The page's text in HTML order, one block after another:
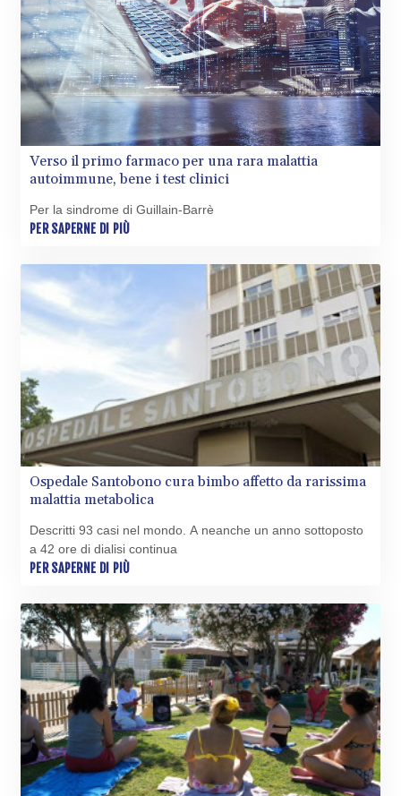
Verso il primo farmaco per una rara malattia
autoimmune, bene i test clinici
Per la sindrome di Guillain-Barrè
PER SAPERNE DI PIÙ
Ospedale Santobono cura bimbo affetto da rarissima
malattia metabolica
Descritti 93 casi nel mondo. A neanche un anno sottoposto
a 42 ore di dialisi continua
PER SAPERNE DI PIÙ